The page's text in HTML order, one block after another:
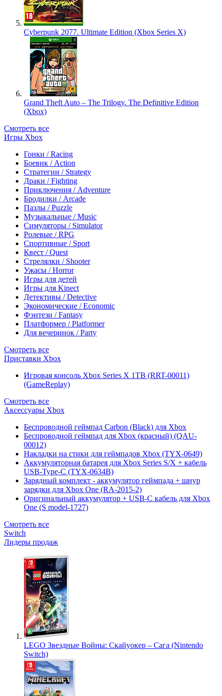
Cyberpunk 2077. Ultimate Edition (Xbox Series X)
Grand Theft Auto – The Trilogy. The Definitive Edition
(Xbox)
Смотреть все
Игры Xbox
Гонки / Racing
Боевик / Action
Стратегии / Strategy
Драки / Fighting
Приключения / Adventure
Бродилки / Arcade
Пазлы / Puzzle
Музыкальные / Music
Симуляторы / Simulator
Ролевые / RPG
Спортивные / Sport
Квест / Quest
Стрелялки / Shooter
Ужасы / Horror
Игры для детей
Игры для Kinect
Детективы / Detective
Экономические / Economic
Фэнтези / Fantasy
Платформер / Platformer
Для вечеринок / Party
Смотреть все
Приставки Xbox
Игровая консоль Xbox Series X 1TB (RRT-00011)
(GameReplay)
Смотреть все
Аксессуары Xbox
Беспроводной геймпад Carbon (Black) для Xbox
Беспроводной геймпад для Xbox (красный) (QAU-
00012)
Накладки на стики для геймпадов Xbox (TYX-0649)
Аккумуляторная батарея для Xbox Series S/X + кабель
USB-Type-C (TYX-0634B)
Зарядный комплект - аккумулятор геймпада + шнур
зарядки для Xbox One (RA-2015-2)
Оригинальный аккумулятор + USB-C кабель для Xbox
One (S model-1727)
Смотреть все
Switch
Лидеры продаж
LEGO Звездные Войны: Скайуокер – Сага (Nintendo
Switch)